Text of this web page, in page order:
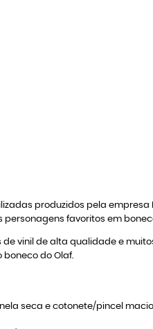
produzidos pela
personagens favoritos em
de vinil de alta qualidade e
boneco do Olaf.
seca e cotonete/pincel